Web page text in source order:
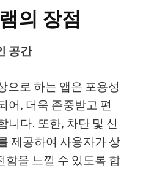
의 장점
공간
으로 하는 앱은 포용성
어, 더욱 존중받고 편
니다. 또한, 차단 및 신
제공하여 사용자가 상
함을 느낄 수 있도록 합